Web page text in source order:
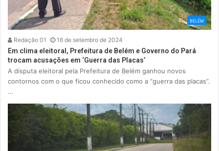
BELÉM
Redação 01 16 de setembro de 2024
Em clima eleitoral, Prefeitura de Belém e Governo do Pará
trocam acusações em ‘Guerra das Placas’
A disputa eleitoral pela Prefeitura de Belém ganhou novos
contornos com o que ficou conhecido como a “guerra das placas”.
…